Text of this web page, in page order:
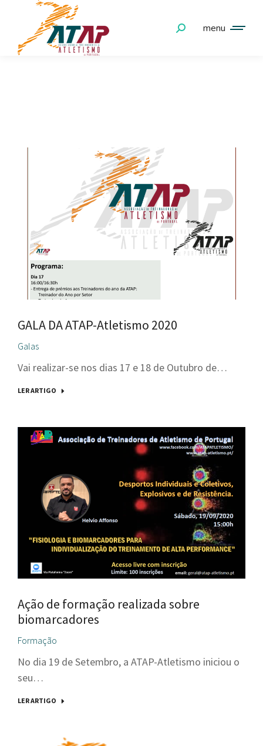
menu
GALA DA ATAP-Atletismo 2020
Galas
Vai realizar-se nos dias 17 e 18 de Outubro de…
LER ARTIGO
Ação de formação realizada sobre
biomarcadores
Formação
No dia 19 de Setembro, a ATAP-Atletismo iniciou o
seu…
LER ARTIGO